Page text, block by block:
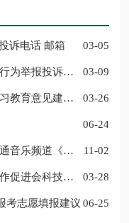
诉电话 邮箱 03-05
03-09
03-26
06-24
11-02
03-28
考志愿填报建议 06-25